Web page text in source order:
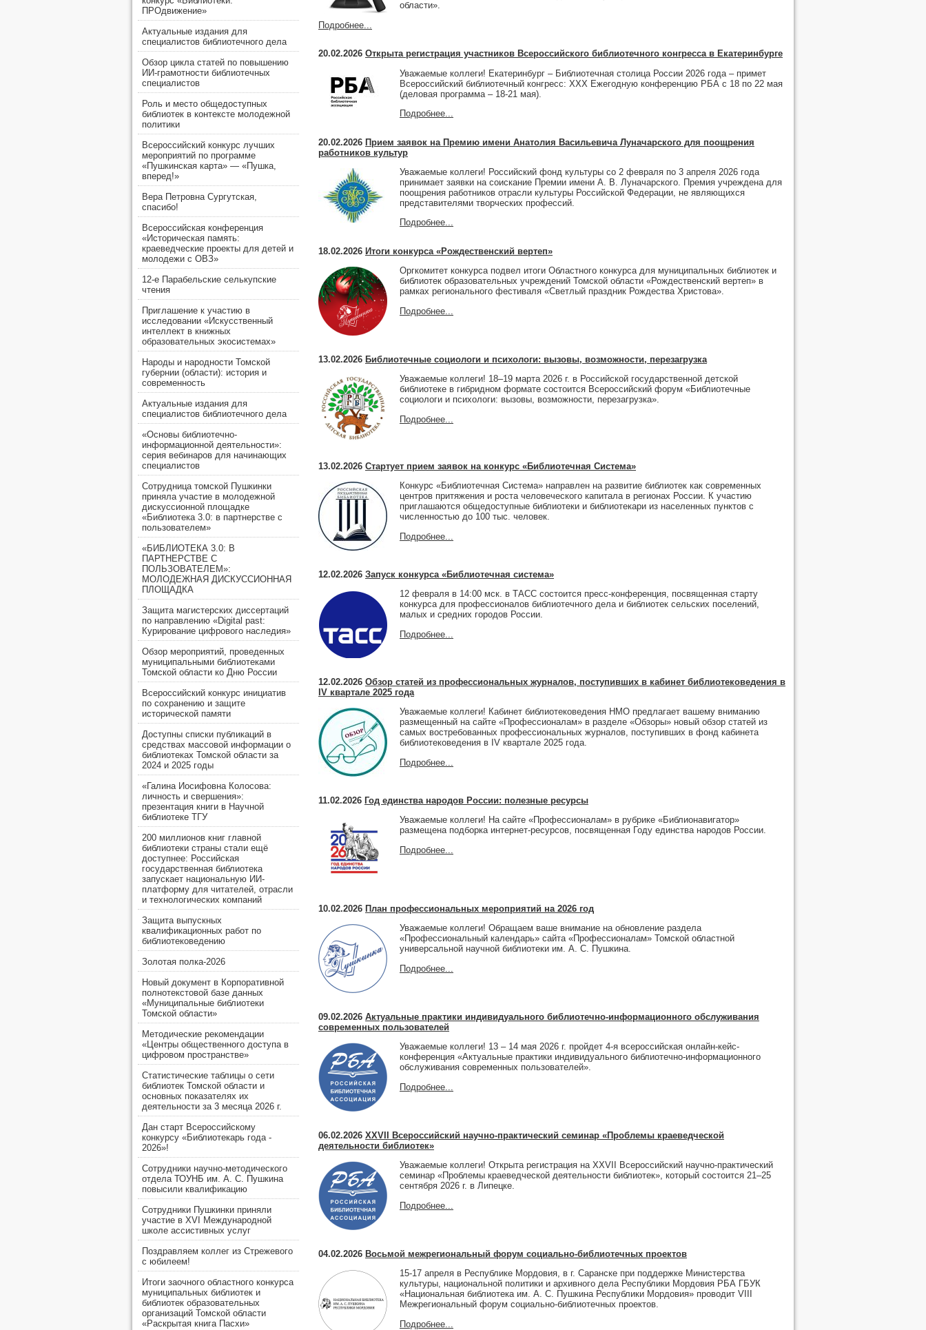
ПРОдвижение»
Актуальные издания для
специалистов библиотечного дела
Обзор цикла статей по повышению
ИИ-грамотности библиотечных
специалистов
Роль и место общедоступных
библиотек в контексте молодежной
политики
Всероссийский конкурс лучших
мероприятий по программе
«Пушкинская карта» — «Пушка,
вперед!»
Вера Петровна Сургутская,
спасибо!
Всероссийская конференция
«Историческая память:
краеведческие проекты для детей и
молодежи с ОВЗ»
12-е Парабельские селькупские
чтения
Приглашение к участию в
исследовании «Искусственный
интеллект в книжных
образовательных экосистемах»
Народы и народности Томской
губернии (области): история и
современность
Актуальные издания для
специалистов библиотечного дела
«Основы библиотечно-
информационной деятельности»:
серия вебинаров для начинающих
специалистов
Сотрудница томской Пушкинки
приняла участие в молодежной
дискуссионной площадке
«Библиотека 3.0: в партнерстве с
пользователем»
«БИБЛИОТЕКА 3.0: В
ПАРТНЕРСТВЕ С
ПОЛЬЗОВАТЕЛЕМ»:
МОЛОДЕЖНАЯ ДИСКУССИОННАЯ
ПЛОЩАДКА
Защита магистерских диссертаций
по направлению «Digital past:
Курирование цифрового наследия»
Обзор мероприятий, проведенных
муниципальными библиотеками
Томской области ко Дню России
Всероссийский конкурс инициатив
по сохранению и защите
исторической памяти
Доступны списки публикаций в
средствах массовой информации о
библиотеках Томской области за
2024 и 2025 годы
«Галина Иосифовна Колосова:
личность и свершения»:
презентация книги в Научной
библиотеке ТГУ
200 миллионов книг главной
библиотеки страны стали ещё
доступнее: Российская
государственная библиотека
запускает национальную ИИ-
платформу для читателей, отрасли
и технологических компаний
Защита выпускных
квалификационных работ по
библиотековедению
Золотая полка-2026
Новый документ в Корпоративной
полнотекстовой базе данных
«Муниципальные библиотеки
Томской области»
Методические рекомендации
«Центры общественного доступа в
цифровом пространстве»
Статистические таблицы о сети
библиотек Томской области и
основных показателях их
деятельности за 3 месяца 2026 г.
Дан старт Всероссийскому
конкурсу «Библиотекарь года -
2026»!
Сотрудники научно-методического
отдела ТОУНБ им. А. С. Пушкина
повысили квалификацию
Сотрудники Пушкинки приняли
участие в XVI Международной
школе ассистивных услуг
Поздравляем коллег из Стрежевого
с юбилеем!
Итоги заочного областного конкурса
муниципальных библиотек и
библиотек образовательных
организаций Томской области
«Раскрытая книга Пасхи»
2015 декабрь, ноябрь,октябрь
2014
2013 декабрь
2011 декабрь,ноябрь,октябрь,сентябрь,август,июль,июнь,май,апрель,март,февраль,январь
ноябрь,октябрь ,сентябрь,август,июнь,май,апрель,март,февраль,январь
2009 декабрь
области».
Подробнее...
20.02.2026 Открыта регистрация участников Всероссийского библиотечного конгресса в Екатеринбурге
Уважаемые коллеги! Екатеринбург – Библиотечная столица России 2026 года – примет
Всероссийский библиотечный конгресс: XXX Ежегодную конференцию РБА с 18 по 22 мая
(деловая программа – 18-21 мая).
Подробнее...
20.02.2026 Прием заявок на Премию имени Анатолия Васильевича Луначарского для поощрения
работников культур
Уважаемые коллеги! Российский фонд культуры со 2 февраля по 3 апреля 2026 года
принимает заявки на соискание Премии имени А. В. Луначарского. Премия учреждена для
поощрения работников отрасли культуры Российской Федерации, не являющихся
представителями творческих профессий.
Подробнее...
18.02.2026 Итоги конкурса «Рождественский вертеп»
Оргкомитет конкурса подвел итоги Областного конкурса для муниципальных библиотек и
библиотек образовательных учреждений Томской области «Рождественский вертеп» в
рамках регионального фестиваля «Светлый праздник Рождества Христова».
Подробнее...
13.02.2026 Библиотечные социологи и психологи: вызовы, возможности, перезагрузка
Уважаемые коллеги! 18–19 марта 2026 г. в Российской государственной детской
библиотеке в гибридном формате состоится Всероссийский форум «Библиотечные
социологи и психологи: вызовы, возможности, перезагрузка».
Подробнее...
13.02.2026 Стартует прием заявок на конкурс «Библиотечная Система»
Конкурс «Библиотечная Система» направлен на развитие библиотек как современных
центров притяжения и роста человеческого капитала в регионах России. К участию
приглашаются общедоступные библиотеки и библиотекари из населенных пунктов с
численностью до 100 тыс. человек.
Подробнее...
12.02.2026 Запуск конкурса «Библиотечная система»
12 февраля в 14:00 мск. в ТАСС состоится пресс-конференция, посвященная старту
конкурса для профессионалов библиотечного дела и библиотек сельских поселений,
малых и средних городов России.
Подробнее...
12.02.2026 Обзор статей из профессиональных журналов, поступивших в кабинет библиотековедения в
IV квартале 2025 года
Уважаемые коллеги! Кабинет библиотековедения НМО предлагает вашему вниманию
размещенный на сайте «Профессионалам» в разделе «Обзоры» новый обзор статей из
самых востребованных профессиональных журналов, поступивших в фонд кабинета
библиотековедения в IV квартале 2025 года.
Подробнее...
11.02.2026 Год единства народов России: полезные ресурсы
Уважаемые коллеги! На сайте «Профессионалам» в рубрике «Библионавигатор»
размещена подборка интернет-ресурсов, посвященная Году единства народов России.
Подробнее...
10.02.2026 План профессиональных мероприятий на 2026 год
Уважаемые коллеги! Обращаем ваше внимание на обновление раздела
«Профессиональный календарь» сайта «Профессионалам» Томской областной
универсальной научной библиотеки им. А. С. Пушкина.
Подробнее...
09.02.2026 Актуальные практики индивидуального библиотечно-информационного обслуживания
современных пользователей
Уважаемые коллеги! 13 – 14 мая 2026 г. пройдет 4-я всероссийская онлайн-кейс-
конференция «Актуальные практики индивидуального библиотечно-информационного
обслуживания современных пользователей».
Подробнее...
06.02.2026 XXVII Всероссийский научно-практический семинар «Проблемы краеведческой
деятельности библиотек»
Уважаемые коллеги! Открыта регистрация на XXVII Всероссийский научно-практический
семинар «Проблемы краеведческой деятельности библиотек», который состоится 21–25
сентября 2026 г. в Липецке.
Подробнее...
04.02.2026 Восьмой межрегиональный форум социально-библиотечных проектов
15-17 апреля в Республике Мордовия, в г. Саранске при поддержке Министерства
культуры, национальной политики и архивного дела Республики Мордовия РБА ГБУК
«Национальная библиотека им. А. С. Пушкина Республики Мордовия» проводит VIII
Межрегиональный форум социально-библиотечных проектов.
Подробнее...